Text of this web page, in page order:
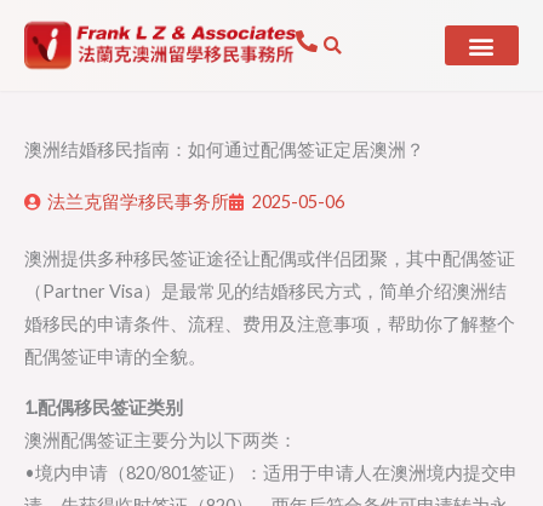
澳洲结婚移民指南：如何通过配偶签证定居澳洲？
法兰克留学移民事务所 2025-05-06
澳洲提供多种移民签证途径让配偶或伴侣团聚，其中配偶签证
（Partner Visa）是最常见的结婚移民方式，简单介绍澳洲结
婚移民的申请条件、流程、费用及注意事项，帮助你了解整个
配偶签证申请的全貌。
1.配偶移民签证类别
澳洲配偶签证主要分为以下两类：
•境内申请（820/801签证）：适用于申请人在澳洲境内提交申